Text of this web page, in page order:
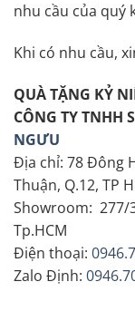
nhu cầu của quý
Khi có nhu cầu,
QUÀ TẶNG KỶ
CÔNG TY TNHH
NGƯU
Địa chỉ: 78 Đông
Thuận, Q.12, TP
Showroom: 277/
Tp.HCM
Điện thoại:
Zalo Định: